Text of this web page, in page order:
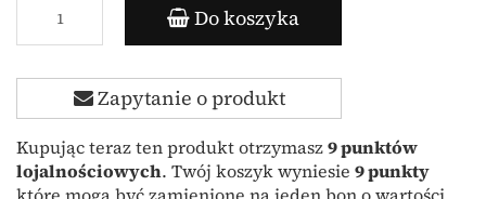
Do koszyka
Zapytanie o produkt
Kupując teraz ten produkt otrzymasz9punktów
lojalnościowych. Twój koszyk wyniesie 9punkty